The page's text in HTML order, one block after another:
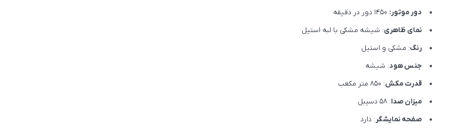
دور موتور:
نمای ظاهری: شیشه مشکی با لبه استیل
رنگ: مشکی و استیل
جنس هود: شیشه
قدرت مکش: 850 متر مکعب
میزان صدا: 58 دسیبل
صفحه نمایشگر: دارد